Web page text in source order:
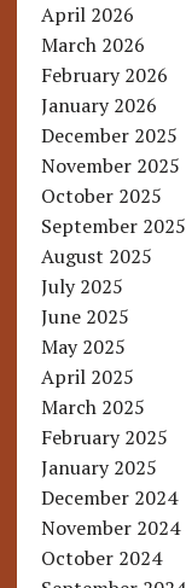
April 2026
March 2026
February 2026
January 2026
December 2025
November 2025
October 2025
September 2025
August 2025
July 2025
June 2025
May 2025
April 2025
March 2025
February 2025
January 2025
December 2024
November 2024
October 2024